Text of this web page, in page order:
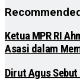
Ketua MPR RI
Asasi dalam
Dirut Agus